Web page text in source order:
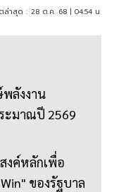
ล่าสุด : 28 ต.ค. 68 | 04:54 น.
ลังงาน
ะมาณปี 2569
งค์หลักเพื่อ
ของรัฐบาล